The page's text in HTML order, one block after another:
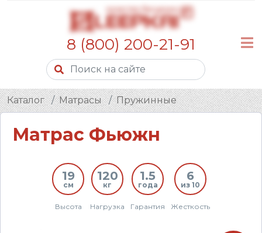
8 (800) 200-21-91
Каталог Матрасы Пружинные
Матрас Фьюжн
19
см
Высота
120
кг
Нагрузка
1.5
года
Гарантия
6
из 10
Жесткость